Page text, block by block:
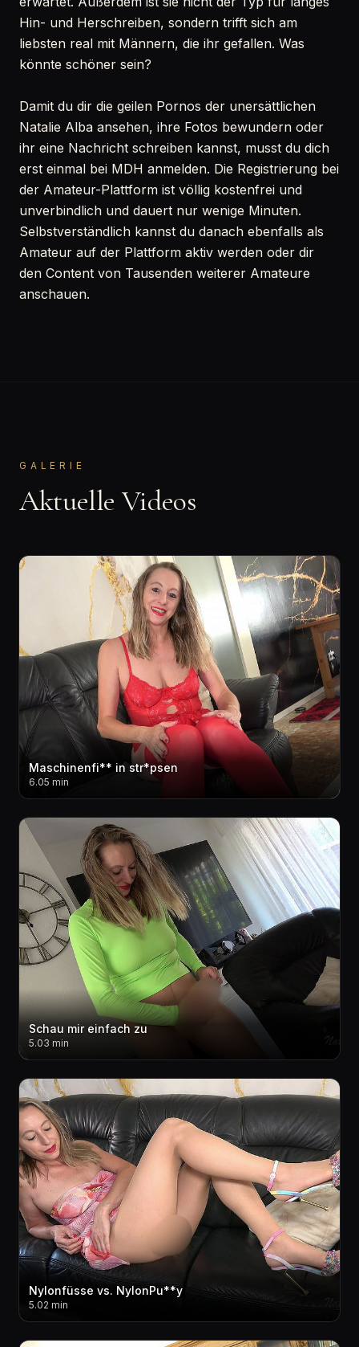
Hin- und Herschreiben, sondern trifft sich am
liebsten real mit Männern, die ihr gefallen. Was
könnte schöner sein?
Damit du dir die geilen Pornos der unersättlichen
Natalie Alba ansehen, ihre Fotos bewundern oder
ihr eine Nachricht schreiben kannst, musst du dich
erst einmal bei MDH anmelden. Die Registrierung bei
der Amateur-Plattform ist völlig kostenfrei und
unverbindlich und dauert nur wenige Minuten.
Selbstverständlich kannst du danach ebenfalls als
Amateur auf der Plattform aktiv werden oder dir
den Content von Tausenden weiterer Amateure
anschauen.
GALERIE
Aktuelle Videos
Maschinenfi** in str*psen
6.05 min
Schau mir einfach zu
5.03 min
Nylonfüsse vs. NylonPu**y
5.02 min